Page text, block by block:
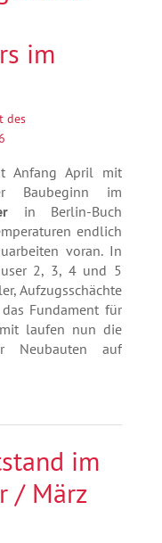
im
Anfang April mit
Baubeginn im
in Berlin-Buch
endlich
voran. In
2, 3, 4 und 5
Aufzugsschächte
Fundament für
laufen nun die
Neubauten auf
im
/ März